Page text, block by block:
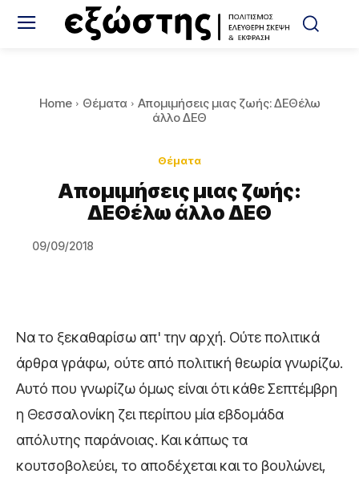
Home Θέματα
Απομιμήσεις μιας ζωής: ΔΕΘέλω
άλλο ΔΕΘ
Θέματα
Απομιμήσεις μιας ζωής:
ΔΕΘέλω άλλο ΔΕΘ
09/09/2018
Να το ξεκαθαρίσω απ' την αρχή. Ούτε πολιτικά
άρθρα γράφω, ούτε από πολιτική θεωρία γνωρίζω.
Αυτό που γνωρίζω όμως είναι ότι κάθε Σεπτέμβρη
η Θεσσαλονίκη ζει περίπου μία εβδομάδα
απόλυτης παράνοιας. Και κάπως τα
κουτσοβολεύει, το αποδέχεται και το βουλώνει,